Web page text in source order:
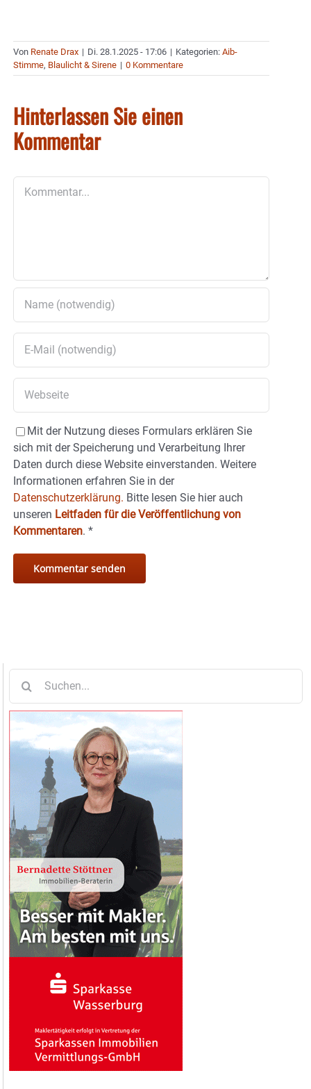
Von Renate Drax | Di. 28.1.2025 - 17:06 | Kategorien: Aib-
Stimme, Blaulicht & Sirene | 0 Kommentare
Hinterlassen Sie einen
Kommentar
Mit der Nutzung dieses Formulars erklären Sie
sich mit der Speicherung und Verarbeitung Ihrer
Daten durch diese Website einverstanden. Weitere
Informationen erfahren Sie in der
Datenschutzerklärung. Bitte lesen Sie hier auch
unseren Leitfaden für die Veröffentlichung von
Kommentaren. *
nach: